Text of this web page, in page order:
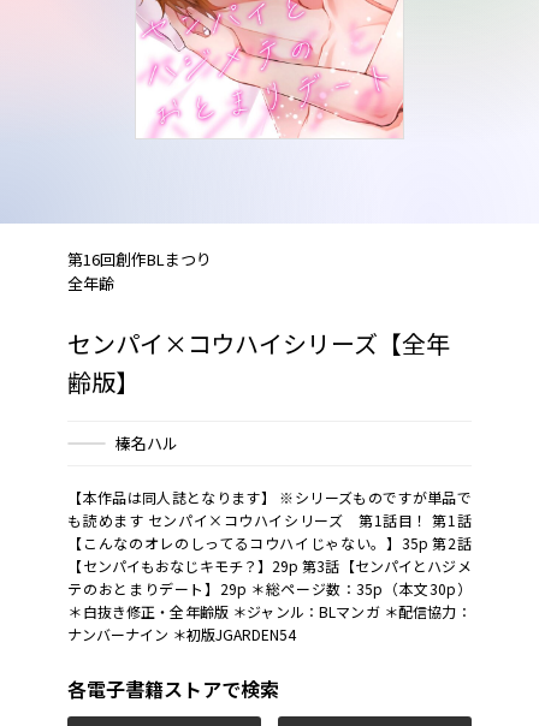
第16回創作BLまつり
全年齢
センパイ×コウハイシリーズ【全年
齢版】
榛名ハル
【本作品は同人誌となります】 ※シリーズものですが単品で
も読めます センパイ×コウハイシリーズ 第1話目！ 第1話
【こんなのオレのしってるコウハイじゃない。】35p 第2話
【センパイもおなじキモチ？】29p 第3話【センパイとハジメ
テのおとまりデート】29p ＊総ページ数：35p（本文30p）
＊白抜き修正・全年齢版 ＊ジャンル：BLマンガ ＊配信協力：
ナンバーナイン ＊初版JGARDEN54
各電子書籍ストアで検索